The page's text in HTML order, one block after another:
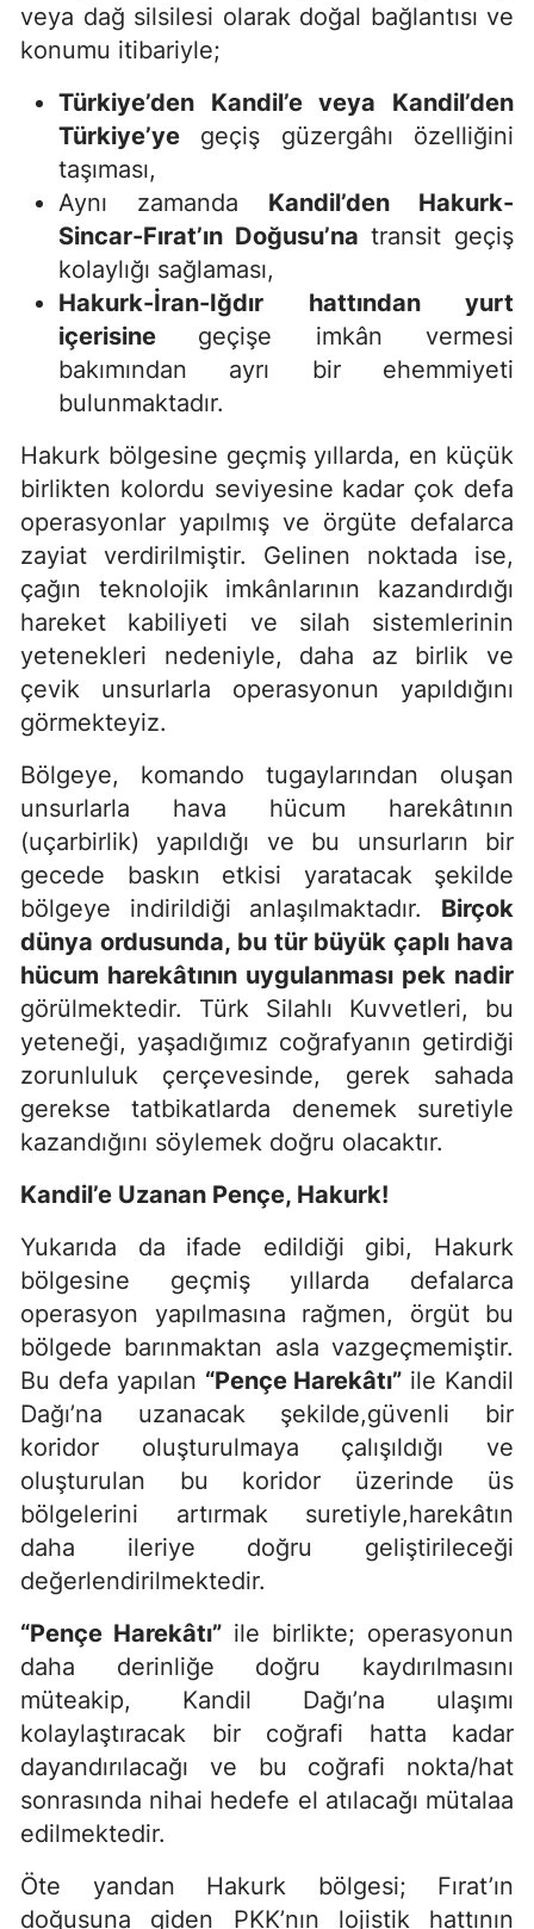
veya dağ silsilesi olarak doğal bağlantısı ve
konumu itibariyle;
Türkiye’den Kandil’e veya Kandil’den
Türkiye’ye geçiş güzergâhı özelliğini
taşıması,
Aynı zamanda Kandil’den Hakurk-
Sincar-Fırat’ın Doğusu’na transit geçiş
kolaylığı sağlaması,
Hakurk-İran-Iğdır hattından yurt
içerisine geçişe imkân vermesi
bakımından ayrı bir ehemmiyeti
bulunmaktadır.
Hakurk bölgesine geçmiş yıllarda, en küçük
birlikten kolordu seviyesine kadar çok defa
operasyonlar yapılmış ve örgüte defalarca
zayiat verdirilmiştir. Gelinen noktada ise,
çağın teknolojik imkânlarının kazandırdığı
hareket kabiliyeti ve silah sistemlerinin
yetenekleri nedeniyle, daha az birlik ve
çevik unsurlarla operasyonun yapıldığını
görmekteyiz.
Bölgeye, komando tugaylarından oluşan
unsurlarla hava hücum harekâtının
(uçarbirlik) yapıldığı ve bu unsurların bir
gecede baskın etkisi yaratacak şekilde
bölgeye indirildiği anlaşılmaktadır. Birçok
dünya ordusunda, bu tür büyük çaplı hava
hücum harekâtının uygulanması pek nadir
görülmektedir. Türk Silahlı Kuvvetleri, bu
yeteneği, yaşadığımız coğrafyanın getirdiği
zorunluluk çerçevesinde, gerek sahada
gerekse tatbikatlarda denemek suretiyle
kazandığını söylemek doğru olacaktır.
Kandil’e Uzanan Pençe, Hakurk!
Yukarıda da ifade edildiği gibi, Hakurk
bölgesine geçmiş yıllarda defalarca
operasyon yapılmasına rağmen, örgüt bu
bölgede barınmaktan asla vazgeçmemiştir.
Bu defa yapılan “Pençe Harekâtı” ile Kandil
Dağı’na uzanacak şekilde,güvenli bir
koridor oluşturulmaya çalışıldığı ve
oluşturulan bu koridor üzerinde üs
bölgelerini artırmak suretiyle,harekâtın
daha ileriye doğru geliştirileceği
değerlendirilmektedir.
“Pençe Harekâtı” ile birlikte; operasyonun
daha derinliğe doğru kaydırılmasını
müteakip, Kandil Dağı’na ulaşımı
kolaylaştıracak bir coğrafi hatta kadar
dayandırılacağı ve bu coğrafi nokta/hat
sonrasında nihai hedefe el atılacağı mütalaa
edilmektedir.
Öte yandan Hakurk bölgesi; Fırat’ın
doğusuna giden PKK’nın lojistik hattının